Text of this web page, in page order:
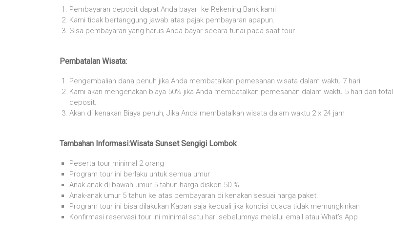
Pembayaran deposit dapat Anda bayar ke Rekening Bank kami
Kami tidak bertanggung jawab atas pajak pembayaran apapun.
Sisa pembayaran yang harus Anda bayar secara tunai pada saat tour
Pembatalan Wisata:
Pengembalian dana penuh jika Anda membatalkan pemesanan wisata dalam waktu 7 hari.
Kami akan mengenakan biaya 50% jika Anda membatalkan pemesanan dalam waktu 5 hari dari total
deposit.
Akan di kenakan Biaya penuh, Jika Anda membatalkan wisata dalam waktu 2 x 24 jam
Tambahan Informasi:Wisata Sunset Sengigi Lombok
Peserta tour minimal 2 orang
Program tour ini berlaku untuk semua umur
Anak-anak di bawah umur 5 tahun harga diskon 50 %
Anak-anak umur 5 tahun ke atas pembayaran di kenakan sesuai harga paket.
Program tour ini bisa dilakukan Kapan saja kecuali jika kondisi cuaca tidak memungkinkan
Konfirmasi reservasi tour ini minimal satu hari sebelumnya melalui email atau What’s App